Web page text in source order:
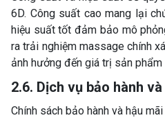
6D. Công suất cao mang lại
hiệu suất tốt đảm bảo mô
ra trải nghiệm massage chính
ảnh hưởng đến giá trị sản phẩm
2.6. Dịch vụ bảo hành
Chính sách bảo hành và hậu